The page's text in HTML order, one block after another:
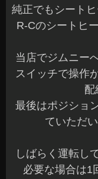
純正でもシート
R-Cのシートヒ
当店でジムニー
スイッチで操作
配
最後はポジショ
ていただ
しばらく運転し
必要な場合は1